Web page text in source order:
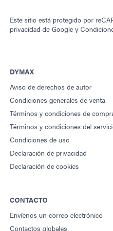
Este sitio está protegido por
privacidad de Google y
DYMAX
Aviso de derechos de autor
Condiciones generales de venta
Términos y condiciones de
Términos y condiciones del
Condiciones de uso
Declaración de privacidad
Declaración de cookies
CONTACTO
Envíenos un correo electrónico
Contactos globales